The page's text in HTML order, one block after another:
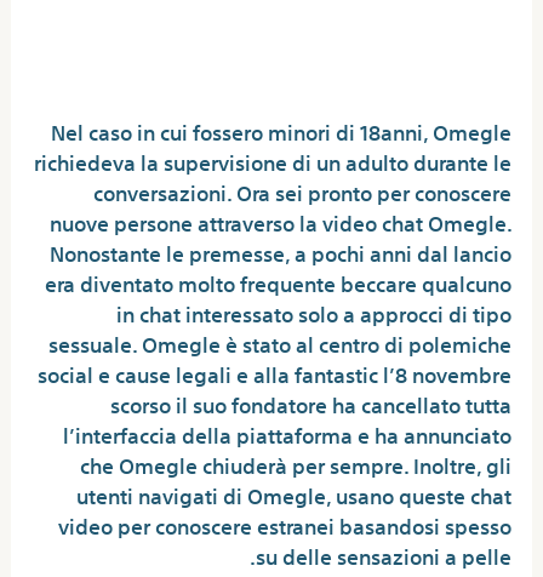
Nel caso in cui fossero minori di 18anni, Omegle
richiedeva la supervisione di un adulto durante le
conversazioni. Ora sei pronto per conoscere
nuove persone attraverso la video chat Omegle.
Nonostante le premesse, a pochi anni dal lancio
era diventato molto frequente beccare qualcuno
in chat interessato solo a approcci di tipo
sessuale. Omegle è stato al centro di polemiche
social e cause legali e alla fantastic l’8 novembre
scorso il suo fondatore ha cancellato tutta
l’interfaccia della piattaforma e ha annunciato
che Omegle chiuderà per sempre. Inoltre, gli
utenti navigati di Omegle, usano queste chat
video per conoscere estranei basandosi spesso
su delle sensazioni a pelle.